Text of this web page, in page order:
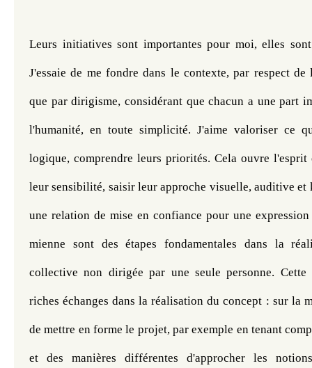
Leurs initiatives sont importantes pour moi, elles sont
J'essaie de me fondre dans le contexte, par respect
que par dirigisme, considérant que chacun a une part
l'humanité, en toute simplicité. J'aime valoriser ce
logique, comprendre leurs priorités. Cela ouvre
leur sensibilité, saisir leur approche visuelle, auditive et
une relation de mise en confiance pour une
mienne sont des étapes fondamentales dans la
collective non dirigée par une seule personne. Cette
riches échanges dans la réalisation du concept : sur la
de mettre en forme le projet, par exemple en tenant
et des manières différentes d'approcher les